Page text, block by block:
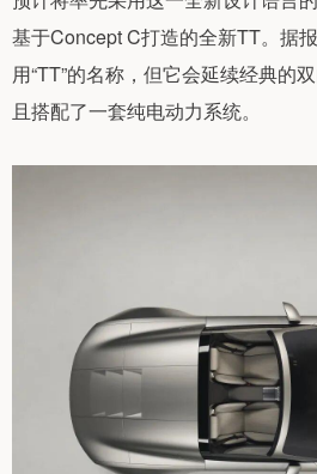
基于Concept C打造的全新TT。据
用“TT”的名称，但它会延续经典的
且搭配了一套纯电动力系统。